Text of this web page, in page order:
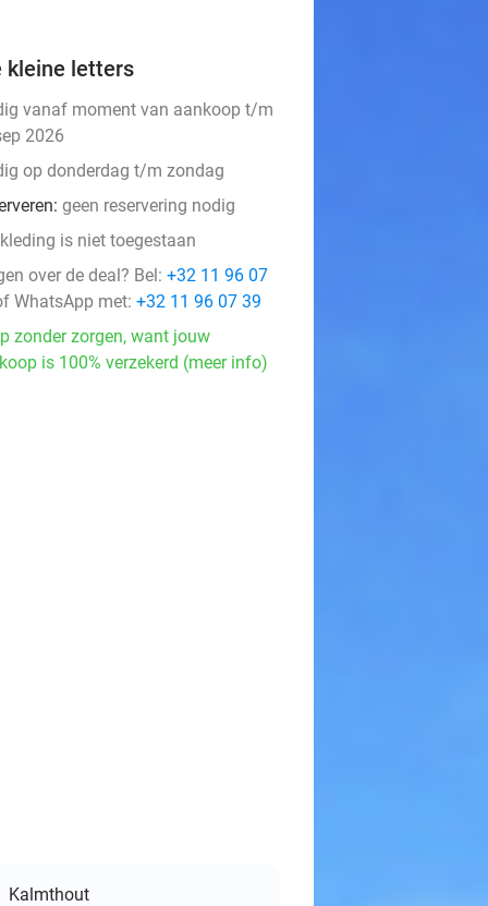
kleine letters
vanaf moment van aankoop t/m
2026
op donderdag t/m zondag
geen reservering nodig
is niet toegestaan
over de deal? Bel: +32 11 96 07
WhatsApp met: +32 11 96 07 39
zonder zorgen, want jouw
is 100% verzekerd (meer info)
Kalmthout